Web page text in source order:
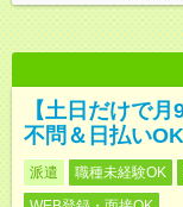
【土日だけで
不問＆日払いOK
派遣 職種未経験OK